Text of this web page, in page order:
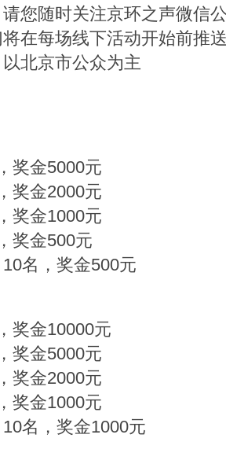
您随时关注京环之声微信
在每场线下活动开始前推
北京市公众为主
奖金5000元
奖金2000元
奖金1000元
奖金500元
名，奖金500元
奖金10000元
奖金5000元
奖金2000元
奖金1000元
名，奖金1000元